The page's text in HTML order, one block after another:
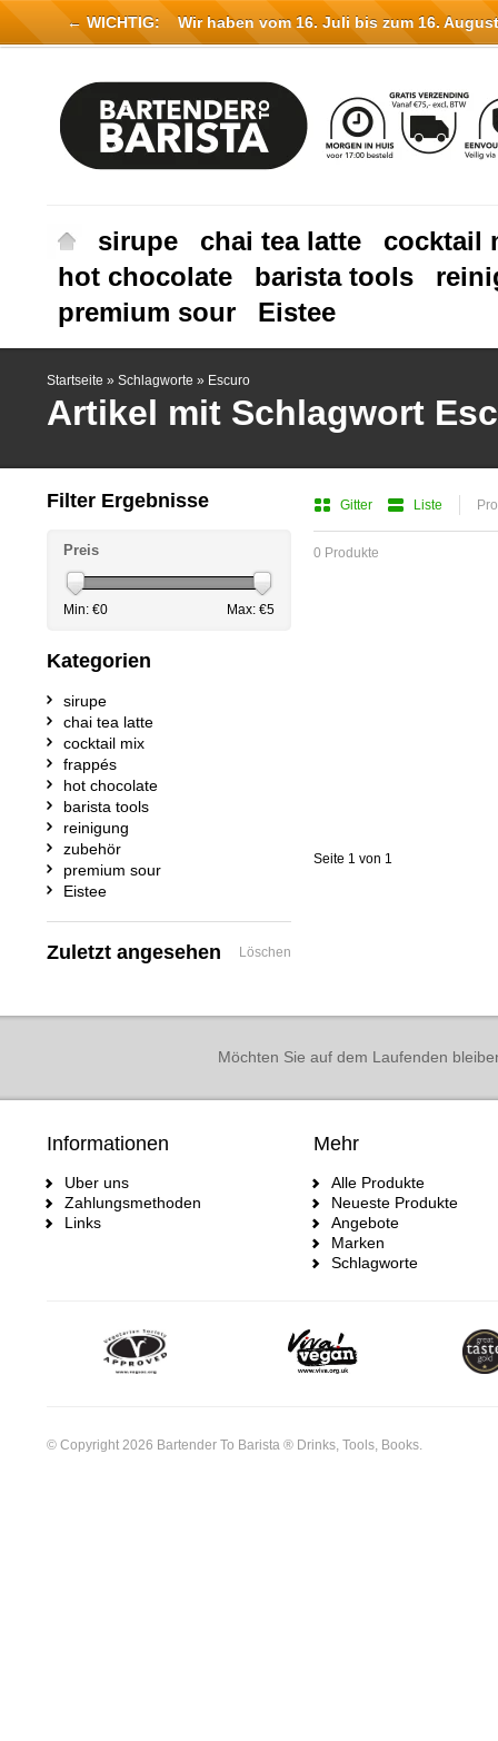
sirupe chai tea latte
cocktail
hot chocolate
barista tools
premium sour
Eistee
Startseite » Schlagworte » Escuro
Artikel mit Schlagwort
Gitter Liste
0 Produkte
Seite 1 von 1
Filter Ergebnisse
Preis
Min: €0 Max: €5
Kategorien
sirupe
chai tea latte
cocktail mix
frappés
hot chocolate
barista tools
reinigung
zubehör
premium sour
Eistee
Zuletzt angesehen Löschen
Möchten Sie auf dem Laufenden
Informationen
Uber uns
Zahlungsmethoden
Links
Mehr
Alle Produkte
Neueste Produkte
Angebote
Marken
Schlagworte
© Copyright 2026 Bartender To Barista ® Drinks, Tools, Books.
← WICHTIG: Wir haben vom 16. Juli bis zum 16.